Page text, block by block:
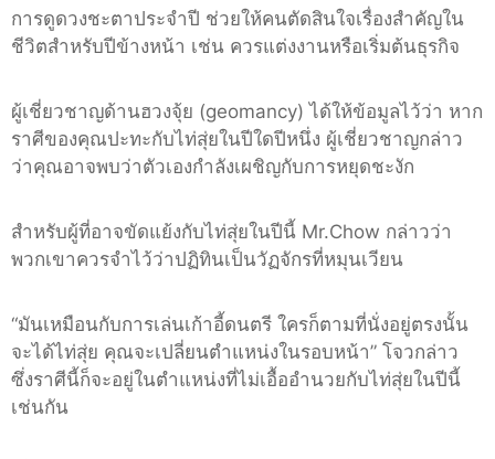
การดูดวงชะตาประจำปี ช่วยให้คนตัดสินใจเรื่องสำคัญใน
ชีวิตสำหรับปีข้างหน้า เช่น ควรแต่งงานหรือเริ่มต้นธุรกิจ
ผู้เชี่ยวชาญด้านฮวงจุ้ย (geomancy)ได้ให้ข้อมูลไว้ว่า หาก
ราศีของคุณปะทะกับไท่สุ่ยในปีใดปีหนึ่ง ผู้เชี่ยวชาญกล่าว
ว่าคุณอาจพบว่าตัวเองกำลังเผชิญกับการหยุดชะงัก
สำหรับผู้ที่อาจขัดแย้งกับไท่สุ่ยในปีนี้ Mr.Chow กล่าวว่า
พวกเขาควรจำไว้ว่าปฏิทินเป็นวัฏจักรที่หมุนเวียน
“มันเหมือนกับการเล่นเก้าอี้ดนตรี ใครก็ตามที่นั่งอยู่ตรงนั้น
จะได้ไท่สุ่ย คุณจะเปลี่ยนตำแหน่งในรอบหน้า” โจวกล่าว
ซึ่งราศีนี้ก็จะอยู่ในตำแหน่งที่ไม่เอื้ออำนวยกับไท่สุ่ยในปีนี้
เช่นกัน